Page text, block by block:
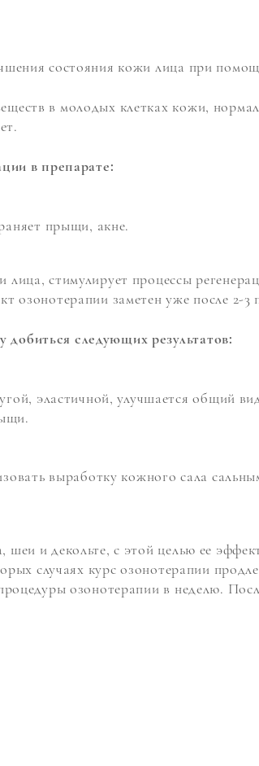
состояния кожи лица при
в молодых клетках кожи,
в препарате:
прыщи, акне.
стимулирует процессы
озонотерапии заметен уже после 2-3
следующих результатов:
эластичной, улучшается общий
выработку кожного сала
и декольте, с этой целью ее
случаях курс озонотерапии
озонотерапии в неделю.